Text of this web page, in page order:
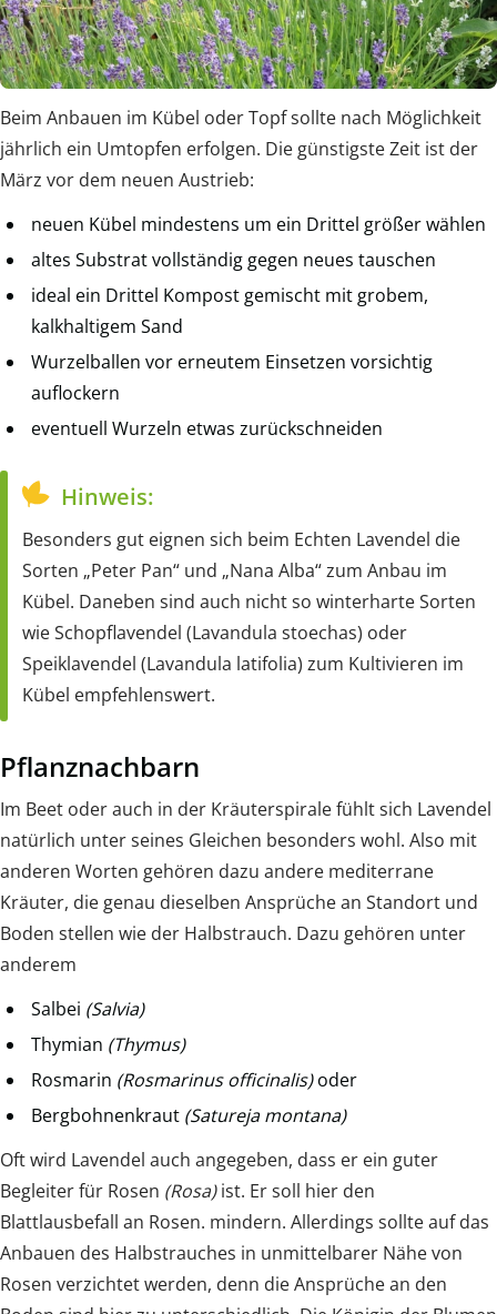
Beim Anbauen im Kübel oder Topf sollte nach Möglichkeit
jährlich ein Umtopfen erfolgen. Die günstigste Zeit ist der
März vor dem neuen Austrieb:
neuen Kübel mindestens um ein Drittel größer wählen
altes Substrat vollständig gegen neues tauschen
ideal ein Drittel Kompost gemischt mit grobem,
kalkhaltigem Sand
Wurzelballen vor erneutem Einsetzen vorsichtig
auflockern
eventuell Wurzeln etwas zurückschneiden
Hinweis:
Besonders gut eignen sich beim Echten Lavendel die
Sorten „Peter Pan“ und „Nana Alba“ zum Anbau im
Kübel. Daneben sind auch nicht so winterharte Sorten
wie Schopflavendel (Lavandula stoechas) oder
Speiklavendel (Lavandula latifolia) zum Kultivieren im
Kübel empfehlenswert.
Pflanznachbarn
Im Beet oder auch in der Kräuterspirale fühlt sich Lavendel
natürlich unter seines Gleichen besonders wohl. Also mit
anderen Worten gehören dazu andere mediterrane
Kräuter, die genau dieselben Ansprüche an Standort und
Boden stellen wie der Halbstrauch. Dazu gehören unter
anderem
Salbei (Salvia)
Thymian (Thymus)
Rosmarin (Rosmarinus officinalis)oder
Bergbohnenkraut (Satureja montana)
Oft wird Lavendel auch angegeben, dass er ein guter
Begleiter für Rosen (Rosa)ist. Er soll hier den
Blattlausbefall an Rosen. mindern. Allerdings sollte auf das
Anbauen des Halbstrauches in unmittelbarer Nähe von
Rosen verzichtet werden, denn die Ansprüche an den